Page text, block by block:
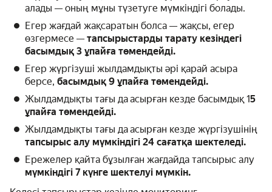
алады — оның мұны түзетуге мүмкіндігі болады.
Егер жағдай жақсаратын болса — жақсы, егер
өзгермесе — тапсырыстарды тарату кезіндегі
басымдық 3 ұпайға төмендейді.
Егер жүргізуші жылдамдықты әрі қарай асыра
берсе, басымдық 9 ұпайға төмендейді.
Жылдамдықты тағы да асырған кезде басымдық 15
ұпайға төмендейді.
Жылдамдықты тағы да асырған кезде жүргізушінің
тапсырыс алу мүмкіндігі 24 сағатқа шектеледі.
Ережелер қайта бұзылған жағдайда тапсырыс алу
мүмкіндігі 7 күнге шектелуі мүмкін.